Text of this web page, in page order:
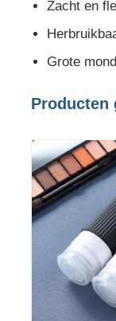
Zacht en
Grote
Producten